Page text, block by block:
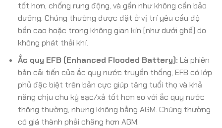
tốt hơn, chống rung động, và gần như không cần bảo
dưỡng. Chúng thường được đặt ở vị trí yêu cầu độ
bền cao hoặc trong không gian kín (như dưới ghế) do
không phát thải khí.
Ắc quy EFB (Enhanced Flooded Battery): Là phiên
bản cải tiến của ắc quy nước truyền thống, EFB có lớp
phủ đặc biệt trên bản cực giúp tăng tuổi thọ và khả
năng chịu chu kỳ sạc/xả tốt hơn so với ắc quy nước
thông thường, nhưng không bằng AGM. Chúng thường
có giá thành phải chăng hơn AGM.